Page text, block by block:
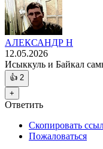
АЛЕКСАНДР Н
12.05.2026
Исыккуль и Байкал
👍 2
+
Ответить
Скопировать
Пожаловаться